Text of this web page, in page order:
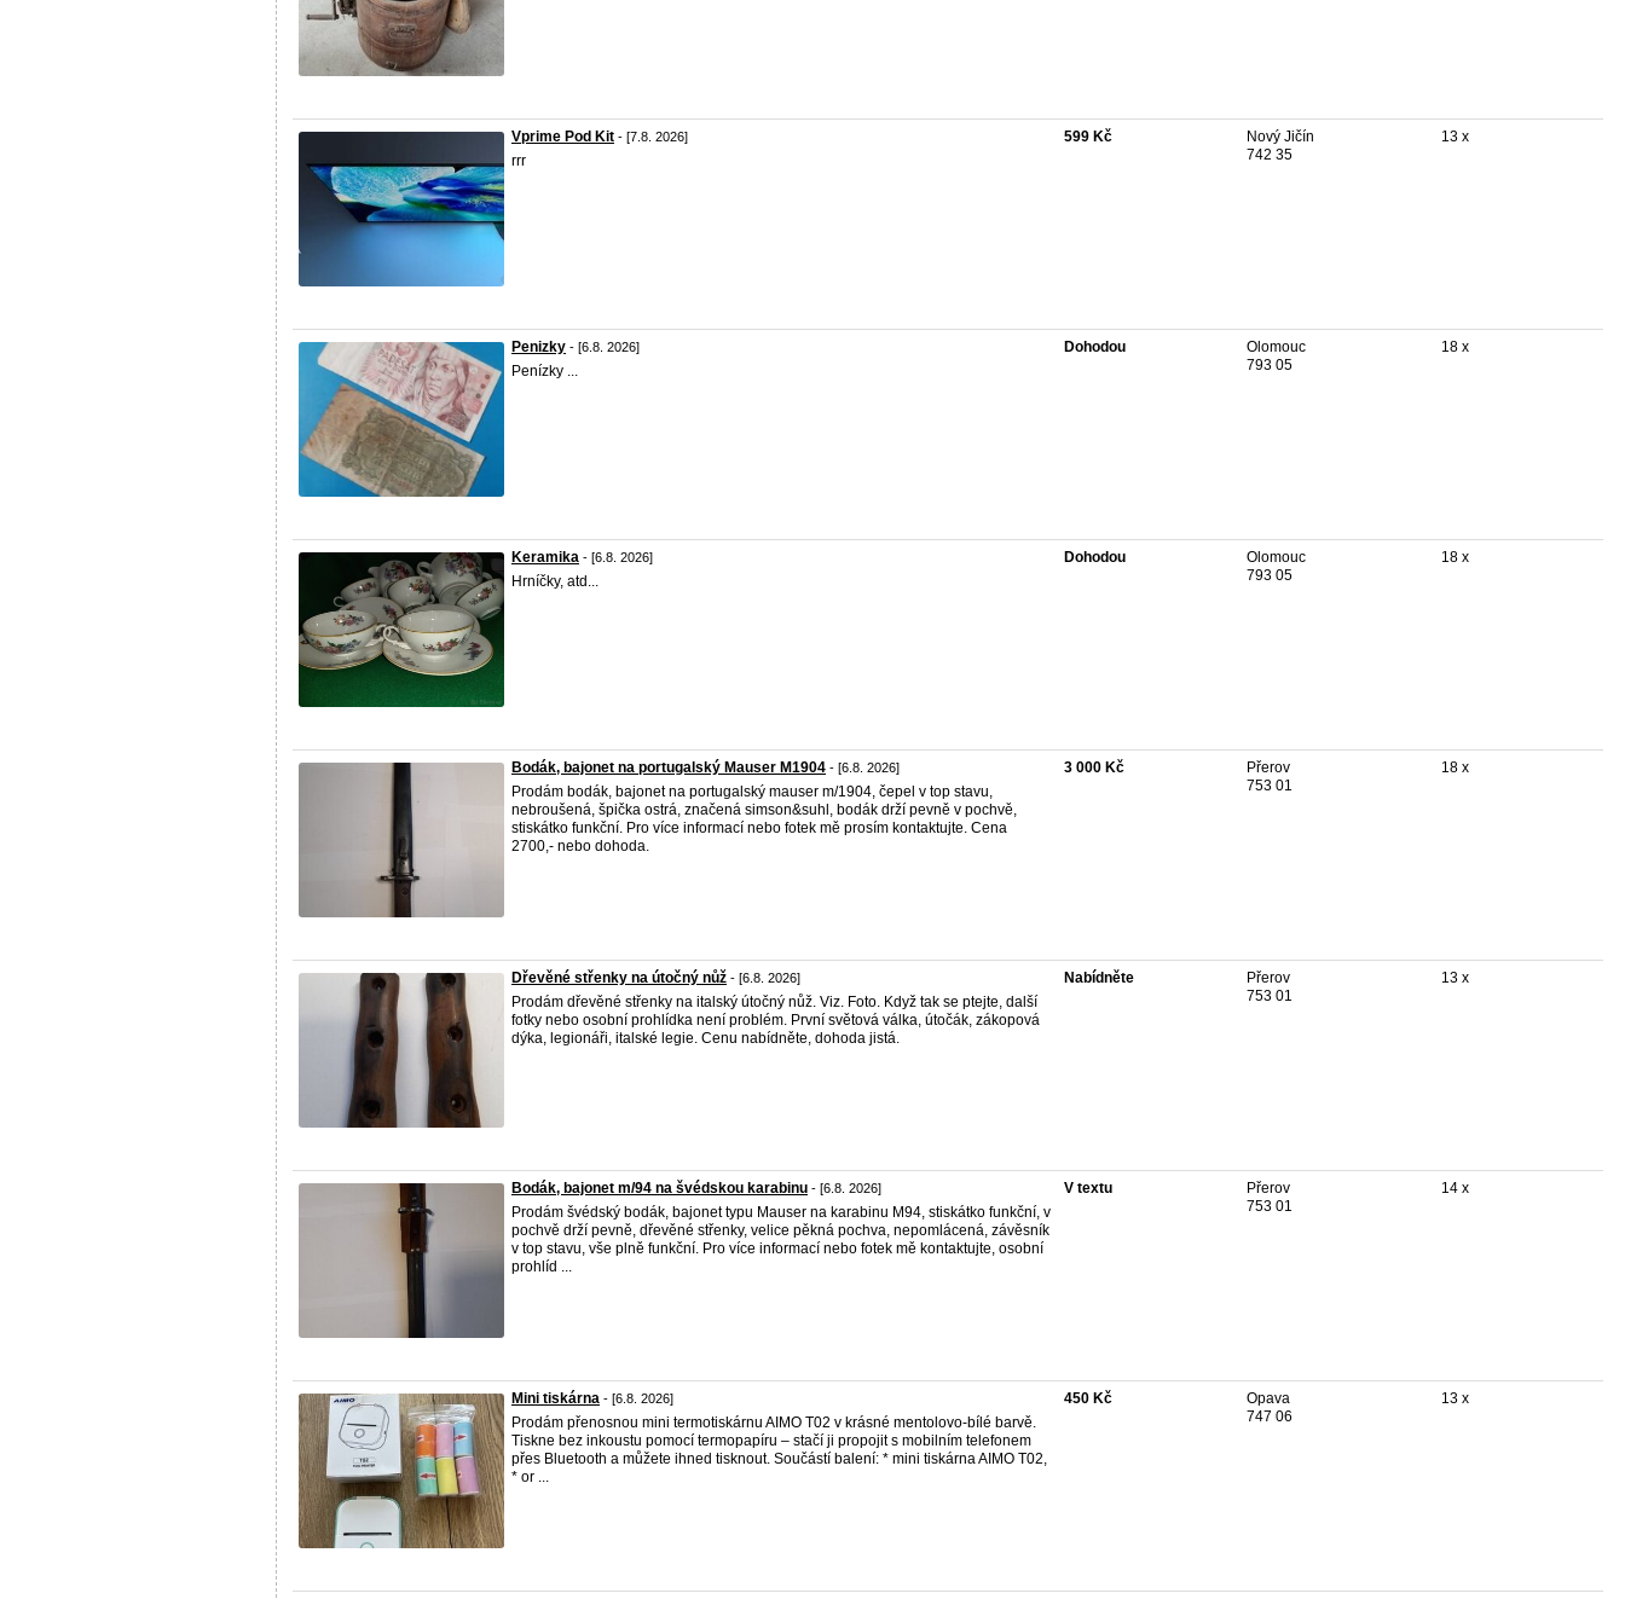
Vprime Pod Kit - [7.8. 2026]
rrr
599 Kč
Nový Jičín
742 35
13 x
Penizky - [6.8. 2026]
Penízky ...
Dohodou
Olomouc
793 05
18 x
Keramika - [6.8. 2026]
Hrníčky, atd...
Dohodou
Olomouc
793 05
18 x
Bodák, bajonet na portugalský Mauser M1904 - [6.8. 2026]
Prodám bodák, bajonet na portugalský mauser m/1904, čepel v top stavu,
nebroušená, špička ostrá, značená simson&suhl, bodák drží pevně v pochvě,
stiskátko funkční. Pro více informací nebo fotek mě prosím kontaktujte. Cena
2700,- nebo dohoda.
3 000 Kč
Přerov
753 01
18 x
Dřevěné střenky na útočný nůž - [6.8. 2026]
Prodám dřevěné střenky na italský útočný nůž. Viz. Foto. Když tak se ptejte, další
fotky nebo osobní prohlídka není problém. První světová válka, útočák, zákopová
dýka, legionáři, italské legie. Cenu nabídněte, dohoda jistá.
Nabídněte
Přerov
753 01
13 x
Bodák, bajonet m/94 na švédskou karabinu - [6.8. 2026]
Prodám švédský bodák, bajonet typu Mauser na karabinu M94, stiskátko funkční, v
pochvě drží pevně, dřevěné střenky, velice pěkná pochva, nepomlácená, závěsník
v top stavu, vše plně funkční. Pro více informací nebo fotek mě kontaktujte, osobní
prohlíd ...
V textu
Přerov
753 01
14 x
Mini tiskárna - [6.8. 2026]
Prodám přenosnou mini termotiskárnu AIMO T02 v krásné mentolovo-bílé barvě.
Tiskne bez inkoustu pomocí termopapíru – stačí ji propojit s mobilním telefonem
přes Bluetooth a můžete ihned tisknout. Součástí balení: * mini tiskárna AIMO T02,
* or ...
450 Kč
Opava
747 06
13 x